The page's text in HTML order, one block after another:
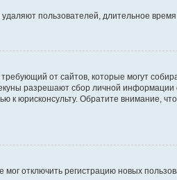
пользователей, длительное
от сайтов, которые могут
разрешают сбор личной
к юрисконсульту. Обратите внимание,
отключить регистрацию новых